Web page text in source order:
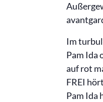
Im
Pam Ida
auf rot
FREI
Pam Ida